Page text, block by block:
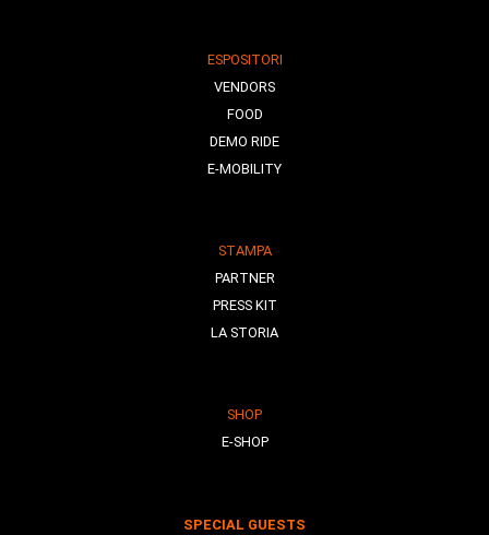
ESPOSITORI
VENDORS
FOOD
DEMO RIDE
E-MOBILITY
STAMPA
PARTNER
PRESS KIT
LA STORIA
SHOP
E-SHOP
SPECIAL GUESTS